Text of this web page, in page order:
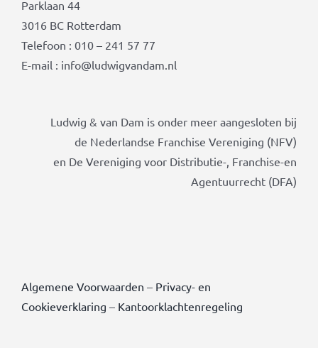
Parklaan 44
3016 BC Rotterdam
Telefoon : 010 – 241 57 77
E-mail : info@ludwigvandam.nl
Ludwig & van Dam is onder meer aangesloten bij
de Nederlandse Franchise Vereniging (NFV)
en De Vereniging voor Distributie-, Franchise-en
Agentuurrecht (DFA)
Algemene Voorwaarden – Privacy- en
Cookieverklaring – Kantoorklachtenregeling